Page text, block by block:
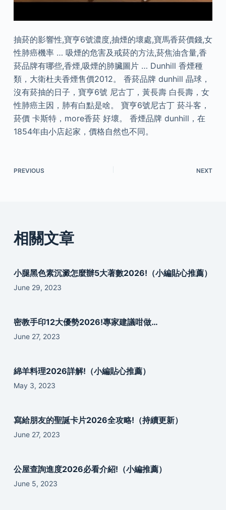
抽菸的影響性,寶亨6號濃度,抽煙的壞處,寶馬香菸價錢,女
性肺癌機率 … 吸煙的危害及戒菸的方法,菸焦油含量,香
菸品牌有哪些,香煙,吸煙的肺臟圖片 … Dunhill 香煙種
類，大衛杜夫香煙售價2012。 香菸品牌 dunhill 晶球，
沒有菸抽的日子，寶亨6號 尼古丁，黃長壽 白長壽，女
性肺癌主因，肺有白點是啥。 寶亨6號尼古丁 菸斗客，
菸價 卡斯特，more香菸 好壞。 香煙品牌 dunhill，在
1854年由小店起家，價格自然也不同。
PREVIOUS NEXT
相關文章
小腿黑色素沉澱怎麼辦5大著數2026!（小編貼心推薦）
June 29, 2023
密教手印12大優勢2026!專家建議咁做…
June 27, 2023
綿羊料理2026詳解!（小編貼心推薦）
May 3, 2023
寫給朋友的聖誕卡片2026全攻略!（持續更新）
June 27, 2023
公屋查詢進度2026必看介紹!（小編推薦）
June 5, 2023